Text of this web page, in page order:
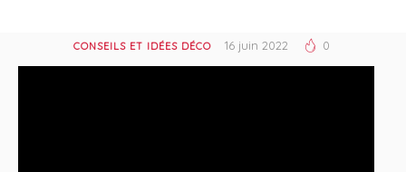
FORUM
CONSEILS ET IDÉES DÉCO 16 juin 2022 0